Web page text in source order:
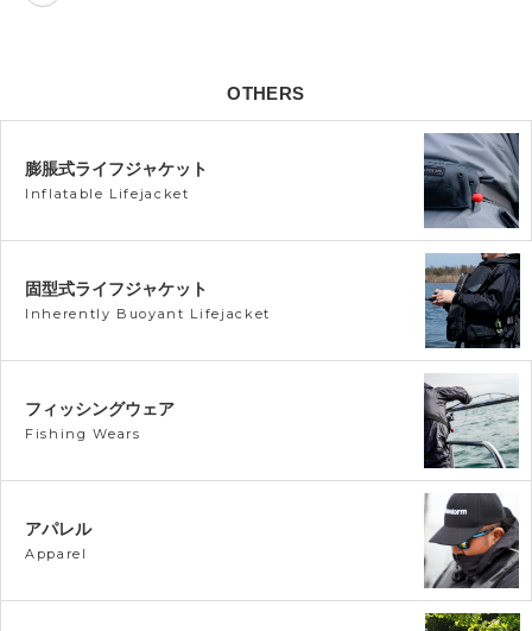
OTHERS
膨脹式ライフジャケット
Inflatable Lifejacket
固型式ライフジャケット
Inherently Buoyant Lifejacket
フィッシングウェア
Fishing Wears
アパレル
Apparel